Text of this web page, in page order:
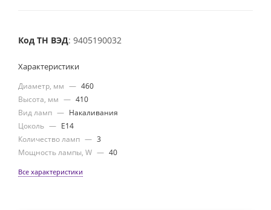
Код ТН ВЭД: 9405190032
Характеристики
Диаметр, мм — 460
Высота, мм — 410
Вид ламп — Накаливания
Цоколь — E14
Количество ламп — 3
Мощность лампы, W — 40
Все характеристики